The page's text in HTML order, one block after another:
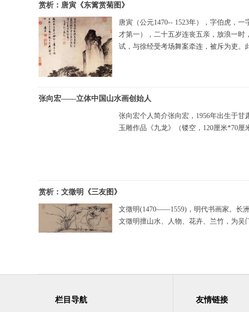
赏析：唐寅《东篱赏菊图》
唐寅（公元1470-- 1523年），字伯虎，
才第一），二十五岁连丧五亲，放浪一时
试，与徐经受考场舞案牵连，被斥为吏。
张向宏——立体中国山水画创始人
张向宏个人简介张向宏，1956年出生于
玉雕作品《九龙》（镂空，120厘米*70
赏析：文徵明《三友图》
文徵明(1470——1559)，明代书画家。长
文徵明擅山水、人物、花卉、兰竹，为吴
栏目导航 友情链接